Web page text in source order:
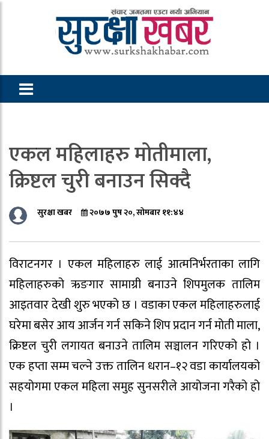
एकल महिलाहरु मोतीमाला,
क्रिष्टल चुरी बनाउन सिक्दै
सुरक्षा खबर २०७७ पुष २०, सोमबार ११:४४
विराटनगर । एकल महिलाहरु लाई आत्मनिर्भरताका लागि
महिलाहरुको ऋङगार सामाग्री बनाउने शिपमुलक तालिम
आइतवार देखी शुरु भएको छ । वडाका एकल महिलाहरुलाई
घरेमा बसेर आय आर्जन गर्न सकिने शिप प्रदान गर्न मोती माला,
क्रिष्टल चुरी लगायत बनाउने तालिम सञ्चालन गरिएको हो ।
एक हप्ता सम्म चल्ने उक्त तालिन धरान–१२ वडा कार्यालयको
सहयोगमा एकल महिला समुह सुनसरीले आयोजना गरैको हो
।